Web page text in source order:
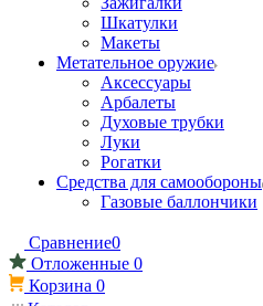
Шкатулки
Макеты
Метательное оружие
Аксессуары
Арбалеты
Духовые трубки
Луки
Рогатки
Средства для самообороны
Газовые баллончики
Сравнение0
Отложенные 0
Корзина 0